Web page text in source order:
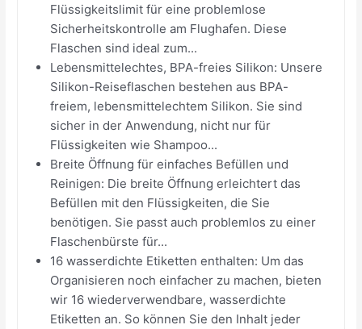
Flüssigkeitslimit für eine problemlose
Sicherheitskontrolle am Flughafen. Diese
Flaschen sind ideal zum...
Lebensmittelechtes, BPA-freies Silikon: Unsere
Silikon-Reiseflaschen bestehen aus BPA-
freiem, lebensmittelechtem Silikon. Sie sind
sicher in der Anwendung, nicht nur für
Flüssigkeiten wie Shampoo...
Breite Öffnung für einfaches Befüllen und
Reinigen: Die breite Öffnung erleichtert das
Befüllen mit den Flüssigkeiten, die Sie
benötigen. Sie passt auch problemlos zu einer
Flaschenbürste für...
16 wasserdichte Etiketten enthalten: Um das
Organisieren noch einfacher zu machen, bieten
wir 16 wiederverwendbare, wasserdichte
Etiketten an. So können Sie den Inhalt jeder